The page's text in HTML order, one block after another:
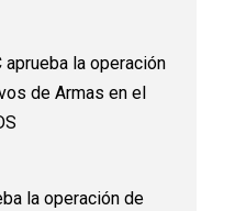
aprueba la operación
de Armas en el
la operación de